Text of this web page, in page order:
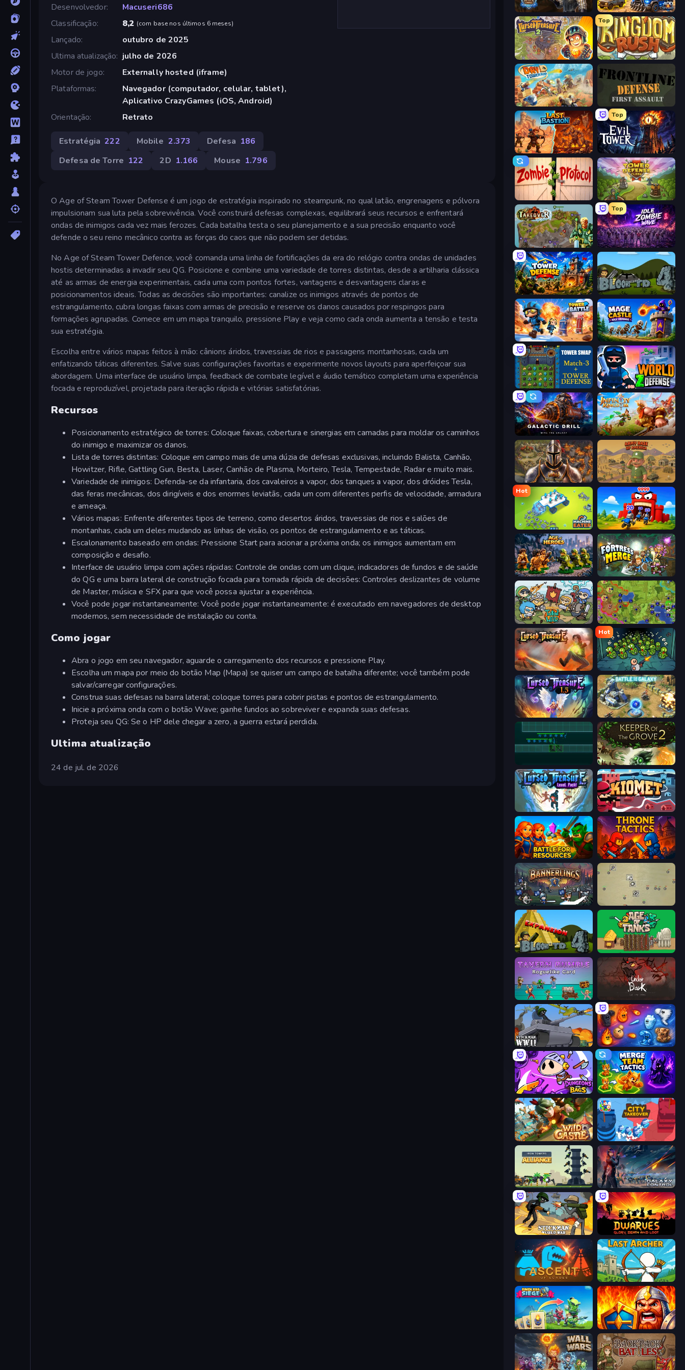
Desenvolvedor
Macuseri686
Classificação
8,2 (com base nos últimos 6 meses)
Lançado
outubro de 2025
Ultima atualização
julho de 2026
Motor de jogo
Externally hosted (iframe)
Plataformas
Navegador (computador, celular, tablet),
Aplicativo CrazyGames (iOS, Android)
Orientação
Retrato
Estratégia 222 Mobile 2.373 Defesa 186
Defesa de Torre 122 2D 1.166 Mouse 1.796
O Age of Steam Tower Defense é um jogo de estratégia inspirado no steampunk, no qual latão, engrenagens e pólvora
impulsionam sua luta pela sobrevivência. Você construirá defesas complexas, equilibrará seus recursos e enfrentará
ondas de inimigos cada vez mais ferozes. Cada batalha testa o seu planejamento e a sua precisão enquanto você
defende o seu reino mecânico contra as forças do caos que não podem ser detidas.
No Age of Steam Tower Defence, você comanda uma linha de fortificações da era do relógio contra ondas de unidades
hostis determinadas a invadir seu QG. Posicione e combine uma variedade de torres distintas, desde a artilharia clássica
até as armas de energia experimentais, cada uma com pontos fortes, vantagens e desvantagens claras e
posicionamentos ideais. Todas as decisões são importantes: canalize os inimigos através de pontos de
estrangulamento, cubra longas faixas com armas de precisão e reserve os danos causados por respingos para
formações agrupadas. Comece em um mapa tranquilo, pressione Play e veja como cada onda aumenta a tensão e testa
sua estratégia.
Escolha entre vários mapas feitos à mão: cânions áridos, travessias de rios e passagens montanhosas, cada um
enfatizando táticas diferentes. Salve suas configurações favoritas e experimente novos layouts para aperfeiçoar sua
abordagem. Uma interface de usuário limpa, feedback de combate legível e áudio temático completam uma experiência
focada e reproduzível, projetada para iteração rápida e vitórias satisfatórias.
Recursos
Posicionamento estratégico de torres: Coloque faixas, cobertura e sinergias em camadas para moldar os caminhos
do inimigo e maximizar os danos.
Lista de torres distintas: Coloque em campo mais de uma dúzia de defesas exclusivas, incluindo Balista, Canhão,
Howitzer, Rifle, Gattling Gun, Besta, Laser, Canhão de Plasma, Morteiro, Tesla, Tempestade, Radar e muito mais.
Variedade de inimigos: Defenda-se da infantaria, dos cavaleiros a vapor, dos tanques a vapor, dos dróides Tesla,
das feras mecânicas, dos dirigíveis e dos enormes leviatãs, cada um com diferentes perfis de velocidade, armadura
e ameaça.
Vários mapas: Enfrente diferentes tipos de terreno, como desertos áridos, travessias de rios e salões de
montanhas, cada um deles mudando as linhas de visão, os pontos de estrangulamento e as táticas.
Escalonamento baseado em ondas: Pressione Start para acionar a próxima onda; os inimigos aumentam em
composição e desafio.
Interface de usuário limpa com ações rápidas: Controle de ondas com um clique, indicadores de fundos e de saúde
do QG e uma barra lateral de construção focada para tomada rápida de decisões: Controles deslizantes de volume
de Master, música e SFX para que você possa ajustar a experiência.
Você pode jogar instantaneamente: Você pode jogar instantaneamente: é executado em navegadores de desktop
modernos, sem necessidade de instalação ou conta.
Como jogar
Abra o jogo em seu navegador, aguarde o carregamento dos recursos e pressione Play.
Escolha um mapa por meio do botão Map (Mapa) se quiser um campo de batalha diferente; você também pode
salvar/carregar configurações.
Construa suas defesas na barra lateral; coloque torres para cobrir pistas e pontos de estrangulamento.
Inicie a próxima onda com o botão Wave; ganhe fundos ao sobreviver e expanda suas defesas.
Proteja seu QG: Se o HP dele chegar a zero, a guerra estará perdida.
Ultima atualização
24 de jul. de 2026
Battle Arena AOD - Art Of Defense
Cursed Treasure 2
Top
Kingdom Rush
Day D Tower Rush Frontline Defense
Last Bastion
Top
Evil Tower
Zombie Protocol Tower Defense Clash
Takeover
Top
Idle Zombie Wave: Survivors
Tower Defense Bloons Tower Defense 4
Tower Battle Mage Castle Idle Defense
Tower Swap World Z Defense - Zombie Defense
Galactic Drill Infinity Kingdom
Khan Wars Army Base Of America
Hot
Machine Eater TimeWarriors
Age of Heroes Fortress Merge
Raid Heroes: Total War Hex Empire
Cursed Treasure
Hot
Base Defence
Cursed Treasure 1.5 Battle for the Galaxy
Keeper of the Grove 2
Cursed Treasure Level Pack Kiomet
Battle for Resources Throne Tactics
Bannerlings Desktop Tower Defense
Bloons Tower Defense 4 Expansion Age of Tanks Warriors: TD War
Tavern Rumble: Roguelike Card UnderDark: Defense
Stickman WW2 Elemental Merge
Dungeons and Bags Merge Team Tactics
Wild Castle TD: Grow Empire City Takeover
Iron Towers Alliance Galaxy Control: 3D Strategy
Stickman World War
Ascent of Echoes Last Archer
Endless Siege 2 WarLink: Crown & Clash